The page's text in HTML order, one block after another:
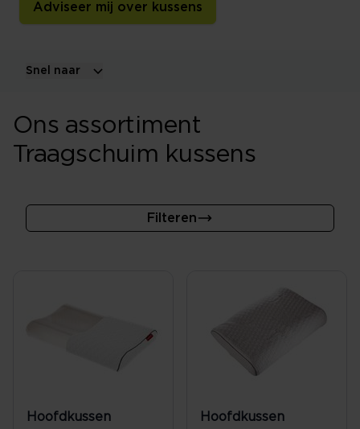
Adviseer mij over kussens
Snel naar
Ons assortiment
Traagschuim kussens
Filteren
Hoofdkussen
Hoofdkussen